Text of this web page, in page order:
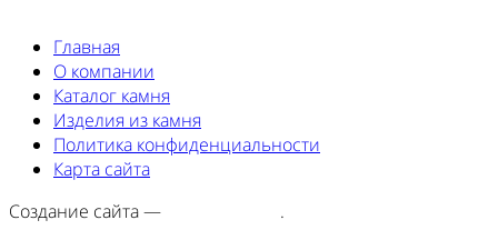
Главная
О компании
Каталог камня
Изделия из камня
Политика конфиденциальности
Карта сайта
Создание сайта —
.